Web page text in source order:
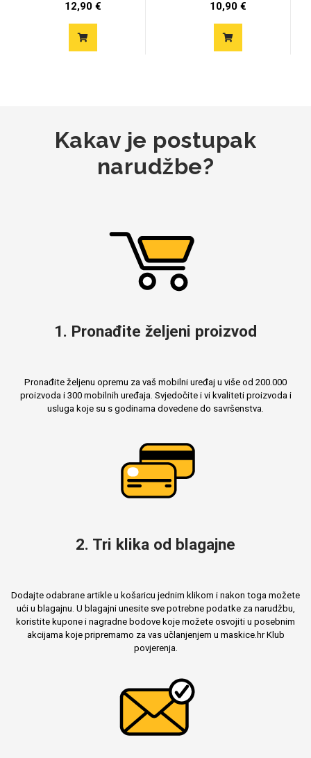
12,90 € cr...
10,90 €
Kakav je postupak
narudžbe?
1. Pronađite željeni proizvod
Pronađite željenu opremu za vaš mobilni uređaj u više od 200.000
proizvoda i 300 mobilnih uređaja. Svjedočite i vi kvaliteti proizvoda i
usluga koje su s godinama dovedene do savršenstva.
2. Tri klika od blagajne
Dodajte odabrane artikle u košaricu jednim klikom i nakon toga možete
ući u blagajnu. U blagajni unesite sve potrebne podatke za narudžbu,
koristite kupone i nagradne bodove koje možete osvojiti u posebnim
akcijama koje pripremamo za vas učlanjenjem u maskice.hr Klub
povjerenja.